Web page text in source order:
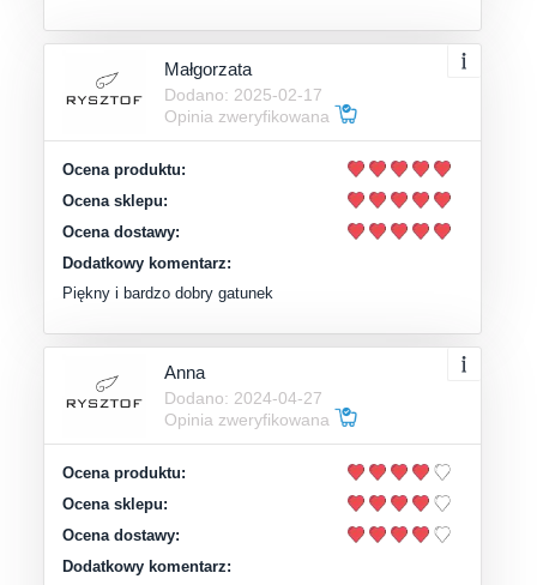
Małgorzata
Dodano: 2025-02-17
Opinia zweryfikowana
Ocena produktu:
Ocena sklepu:
Ocena dostawy:
Dodatkowy komentarz:
Piękny i bardzo dobry gatunek
Anna
Dodano: 2024-04-27
Opinia zweryfikowana
Ocena produktu:
Ocena sklepu:
Ocena dostawy:
Dodatkowy komentarz: